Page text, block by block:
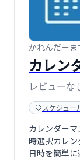
かれんだーま
カレン
レビューな
スケジュー
カレンダー
時選択カレ
日時を簡単